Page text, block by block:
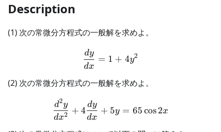
Description
(1) 次の常微分方程式の一般解を求めよ。
\frac{dy}{dx} = 1 + 4y^2
dx
dy
= 1 + 4y2
(2) 次の常微分方程式の一般解を求めよ。
\frac{d^2y}{dx^2} +
dx2
d2y
+ 4
dx
dy
+ 5y = 65cos2x